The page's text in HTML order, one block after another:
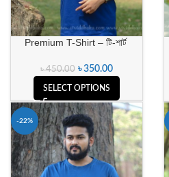
Premium T-Shirt – টি-শার্ট
৳450.00 ৳350.00
SELECT OPTIONS
-22%